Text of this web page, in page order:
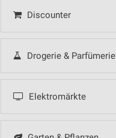
Discounter
Drogerie & Parfümerie
Elektromärkte